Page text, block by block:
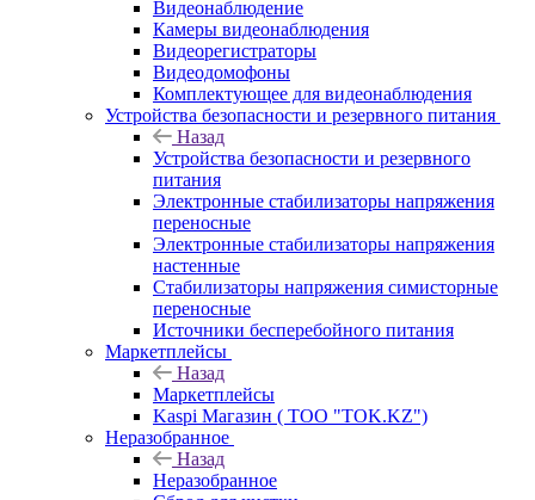
Видеонаблюдение
Камеры видеонаблюдения
Видеорегистраторы
Видеодомофоны
Комплектующее для видеонаблюдения
Устройства безопасности и резервного питания
Назад
Устройства безопасности и резервного
питания
Электронные стабилизаторы напряжения
переносные
Электронные стабилизаторы напряжения
настенные
Стабилизаторы напряжения симисторные
переносные
Источники бесперебойного питания
Маркетплейсы
Назад
Маркетплейсы
Kaspi Магазин ( ТОО "TOK.KZ")
Неразобранное
Назад
Неразобранное